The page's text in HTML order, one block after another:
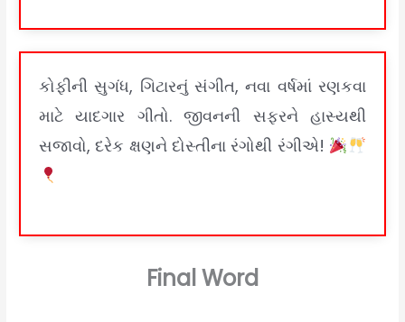
કોફીની સુગંધ, ગિટારનું સંગીત, નવા વર્ષમાં રણકવા
માટે યાદગાર ગીતો. જીવનની સફરને હાસ્યથી
સજાવો, દરેક ક્ષણને દોસ્તીના રંગોથી રંગીએ!
Final Word